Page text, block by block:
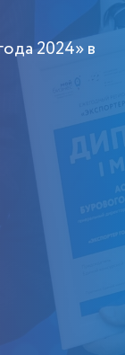
2024» в